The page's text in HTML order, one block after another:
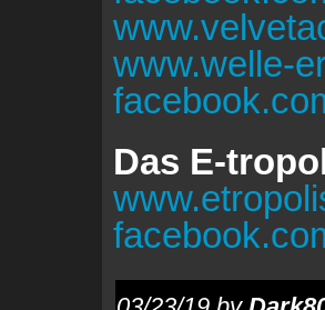
www.welle-
Das E-